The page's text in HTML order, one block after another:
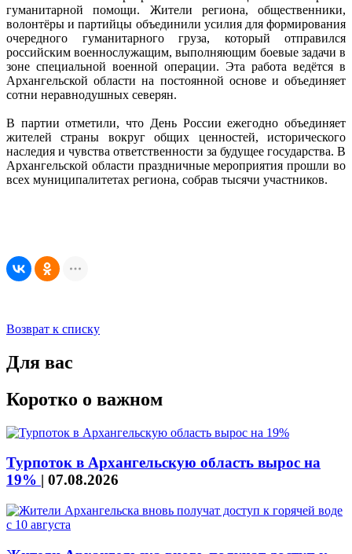
гуманитарной помощи. Жители региона, общественники,
волонтёры и партийцы объединили усилия для формирования
очередного гуманитарного груза, который отправился
российским военнослужащим, выполняющим боевые задачи в
зоне специальной военной операции. Эта работа ведётся в
Архангельской области на постоянной основе и объединяет
сотни неравнодушных северян.
В партии отметили, что День России ежегодно объединяет
жителей страны вокруг общих ценностей, исторического
наследия и чувства ответственности за будущее государства. В
Архангельской области праздничные мероприятия прошли во
всех муниципалитетах региона, собрав тысячи участников.
Возврат к списку
Для вас
Коротко о важном
Турпоток в Архангельскую область вырос на
19% | 07.08.2026